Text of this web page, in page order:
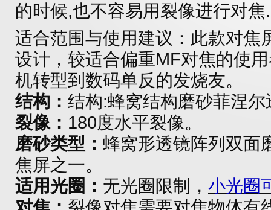
的时候,也不容易用裂像进行对焦.
适合范围与使用建议：此款对焦
设计，较适合偏重MF对焦的使
机转型到数码单反的发烧友。
结构： 结构:蜂窝结构磨砂菲涅
裂像： 180度水平裂像。
磨砂类型： 蜂窝形透镜阵列双面
焦屏之一。
适用光圈： 无光圈限制， 小光圈